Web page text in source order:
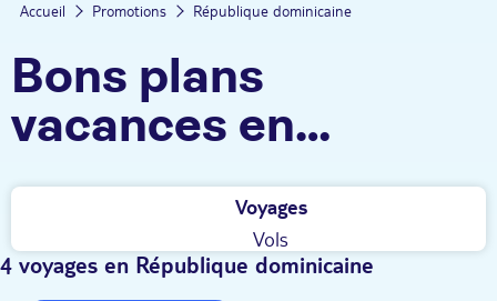
Accueil Promotions République dominicaine
Bons plans
vacances en
République
dominicaine
Voyages
Vols
4 voyages en République dominicaine